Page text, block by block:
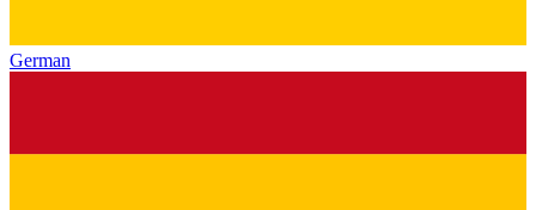
German